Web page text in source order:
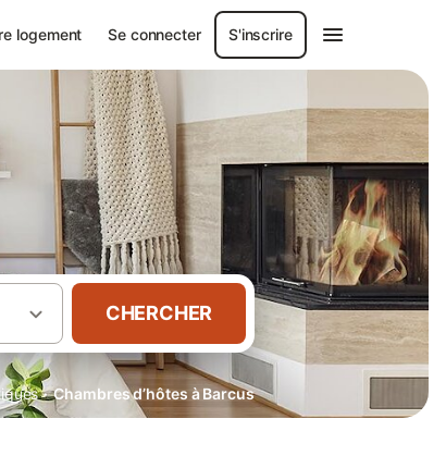
logement Se connecter S'inscrire
CHERCHER
· Chambres d’hôtes à Barcus